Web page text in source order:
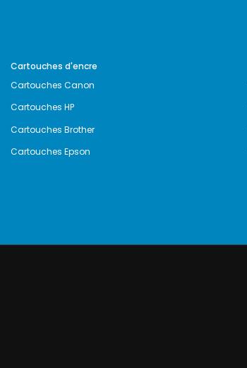
Cartouches d'encre
Cartouches Canon
Cartouches HP
Cartouches Brother
Cartouches Epson